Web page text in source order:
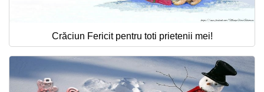
Crăciun Fericit pentru toti prietenii mei!